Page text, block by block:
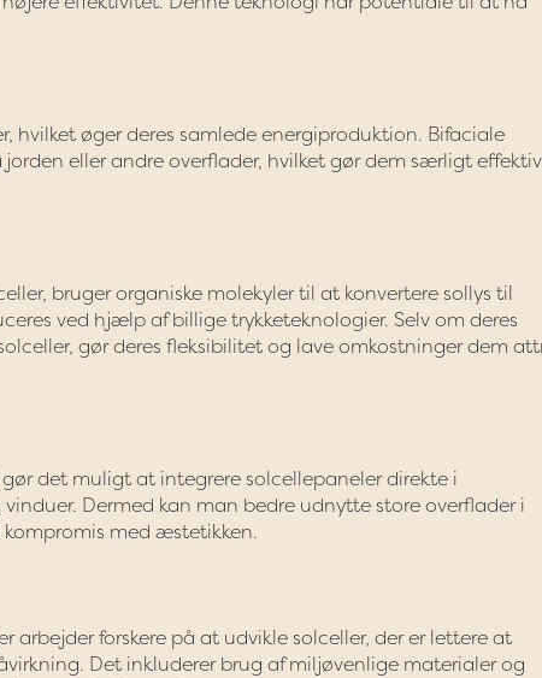
hvilket øger deres samlede energiproduktion. Bifaciale
eller andre overflader, hvilket gør dem særligt
bruger organiske molekyler til at konvertere sollys til
ved hjælp af billige trykketeknologier. Selv om deres
gør deres fleksibilitet og lave omkostninger dem
det muligt at integrere solcellepaneler direkte i
Dermed kan man bedre udnytte store overflader i
med æstetikken.
forskere på at udvikle solceller, der er lettere at
Det inkluderer brug af miljøvenlige materialer og